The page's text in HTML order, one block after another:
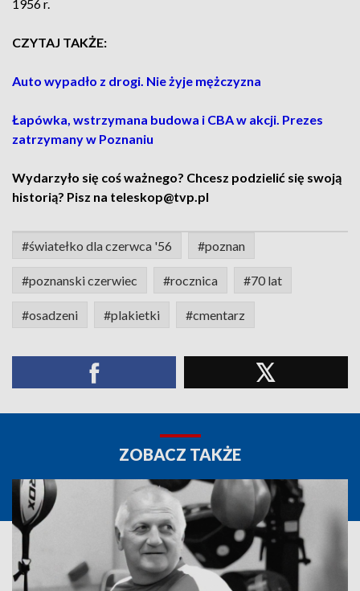
1956 r.
CZYTAJ TAKŻE:
Auto wypadło z drogi. Nie żyje mężczyzna
Łapówka, wstrzymana budowa i CBA w akcji. Prezes
zatrzymany w Poznaniu
Wydarzyło się coś ważnego? Chcesz podzielić się swoją
historią? Pisz na teleskop@tvp.pl
#światełko dla czerwca '56 #poznan
#poznanski czerwiec #rocznica #70 lat
#osadzeni #plakietki #cmentarz
ZOBACZ TAKŻE